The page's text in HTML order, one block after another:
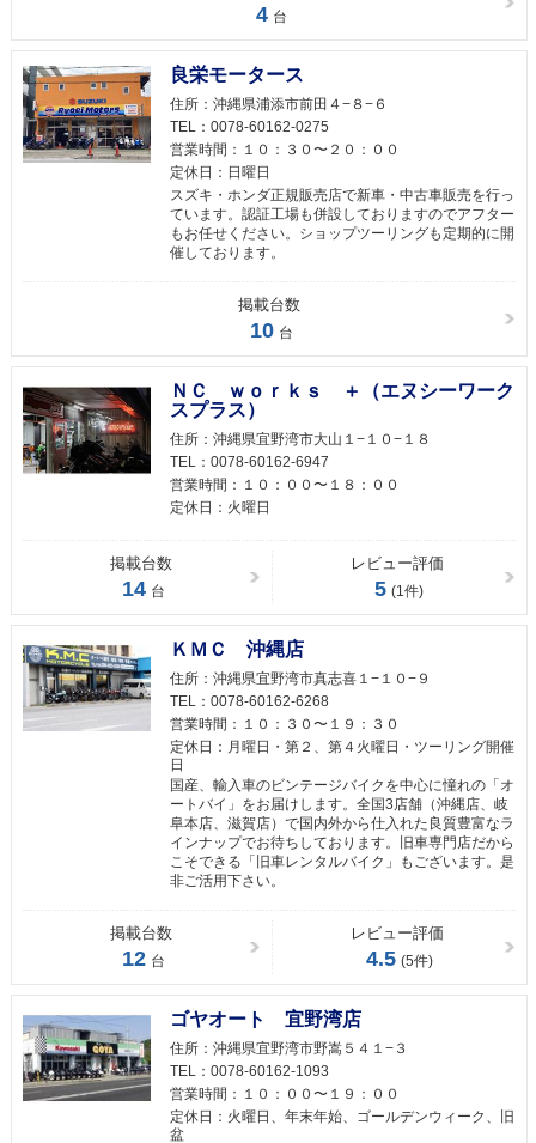
4 台
良栄モータース
住所： 沖縄県浦添市前田４−８−６
TEL： 0078-60162-0275
営業時間： １０：３０〜２０：００
定休日： 日曜日
スズキ・ホンダ正規販売店で新車・中古車販売を行っ
ています。認証工場も併設しておりますのでアフター
もお任せください。ショップツーリングも定期的に開
催しております。
掲載台数
10 台
ＮＣ ｗｏｒｋｓ ＋（エヌシーワーク
スプラス）
住所： 沖縄県宜野湾市大山１−１０−１８
TEL： 0078-60162-6947
営業時間： １０：００〜１８：００
定休日： 火曜日
掲載台数
14 台
レビュー評価
5 (1件)
ＫＭＣ 沖縄店
住所： 沖縄県宜野湾市真志喜１−１０−９
TEL： 0078-60162-6268
営業時間： １０：３０〜１９：３０
定休日： 月曜日・第２、第４火曜日・ツーリング開催
日
国産、輸入車のビンテージバイクを中心に憧れの「オ
ートバイ」をお届けします。全国3店舗（沖縄店、岐
阜本店、滋賀店）で国内外から仕入れた良質豊富なラ
インナップでお待ちしております。旧車専門店だから
こそできる「旧車レンタルバイク」もございます。是
非ご活用下さい。
掲載台数
12 台
レビュー評価
4.5 (5件)
ゴヤオート 宜野湾店
住所： 沖縄県宜野湾市野嵩５４１−３
TEL： 0078-60162-1093
営業時間： １０：００〜１９：００
定休日： 火曜日、年末年始、ゴールデンウィーク、旧
盆